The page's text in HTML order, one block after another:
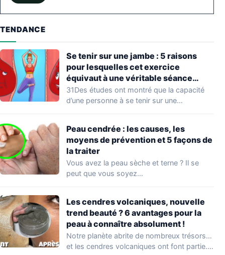
TENDANCE
Se tenir sur une jambe : 5 raisons
pour lesquelles cet exercice
équivaut à une véritable séance
d’entraînement
31Des études ont montré que la capacité
d’une personne à se tenir sur une…
Peau cendrée : les causes, les
moyens de prévention et 5 façons de
la traiter
Vous avez la peau sèche et terne ? Il se
peut que vous soyez…
Les cendres volcaniques, nouvelle
trend beauté ? 6 avantages pour la
peau à connaître absolument !
Notre planète abrite de nombreux trésors…
et les cendres volcaniques ont font partie.